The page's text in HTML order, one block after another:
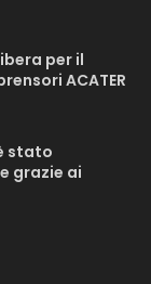
per il
ACATER
stato
grazie ai